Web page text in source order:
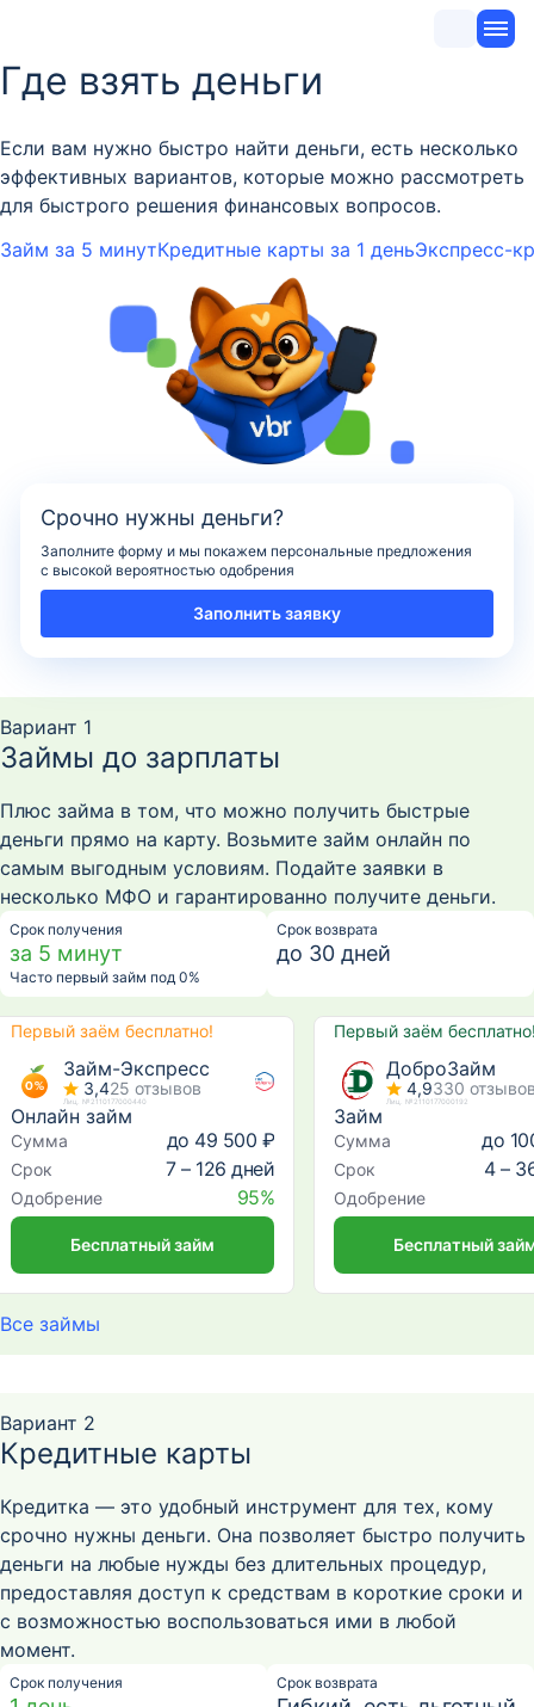
Где взять деньги
Если вам нужно быстро найти деньги, есть несколько
эффективных вариантов, которые можно рассмотреть
для быстрого решения финансовых вопросов.
Займ за 5 минутКредитные карты за 1 деньЭкспресс-
Срочно нужны деньги?
Заполните форму и мы покажем персональные предложения
с высокой вероятностью одобрения
Заполнить заявку
Вариант 1
Займы до зарплаты
Плюс займа в том, что можно получить быстрые
деньги прямо на карту. Возьмите займ онлайн по
самым выгодным условиям. Подайте заявки в
несколько МФО и гарантированно получите деньги.
Срок получения
за 5 минут
Часто первый займ под 0%
Срок возврата
до 30 дней
Первый заём бесплатно!
Займ-Экспресс
3,425 отзывов
Лиц. №2110177000440
Онлайн займ
Сумма до 49 500 ₽
Срок 7 – 126 дней
Одобрение 95%
Бесплатный займ
Первый заём
ДоброЗайм
4,9330
Лиц. №2110177000192
Займ
Сумма до
Срок 4 –
Одобрение
Бесплатный
Все займы
Вариант 2
Кредитные карты
Кредитка — это удобный инструмент для тех, кому
срочно нужны деньги. Она позволяет быстро получить
деньги на любые нужды без длительных процедур,
предоставляя доступ к средствам в короткие сроки и
с возможностью воспользоваться ими в любой
момент.
Срок получения Срок возврата